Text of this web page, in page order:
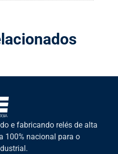
e fabricando relés de alta
100% nacional para o